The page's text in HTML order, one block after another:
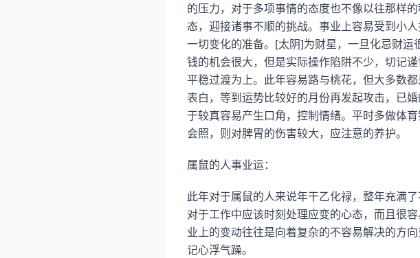
的压力，对于多项事情的态度也不像以往那样
态，迎接诸事不顺的挑战。事业上容易受到小
一切变化的准备。[太阴]为财星，一旦化忌财
钱的机会很大，但是实际操作陷阱不少，切记
平稳过渡为上。此年容易路与桃花，但大多数
表白，等到运势比较好的月份再发起攻击，已
于较真容易产生口角，控制情绪。平时多做体
会照，则对脾胃的伤害较大，应注意的养护。
属鼠的人事业运：
此年对于属鼠的人来说年干乙化禄，整年充满
对于工作中应该时刻处理应变的心态，而且很
业上的变动往往是向着复杂的不容易解决的方
记心浮气躁。